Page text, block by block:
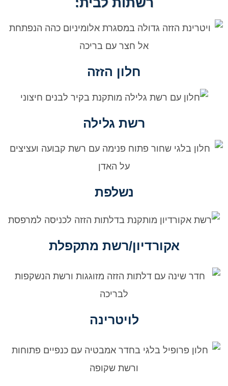
חלון הזזה
רשת גלילה
נשלפת
אקורדיון/רשת מתקפלת
לויטרינה